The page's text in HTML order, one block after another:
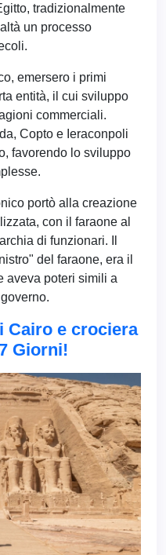
tradizionalmente
un processo
emersero i primi
entità, il cui sviluppo
commerciali.
Copto e Ieraconpoli
favorendo lo sviluppo
portò alla creazione
con il faraone al
di funzionari. Il
del faraone, era il
aveva poteri simili a
Cairo e crociera
Giorni!